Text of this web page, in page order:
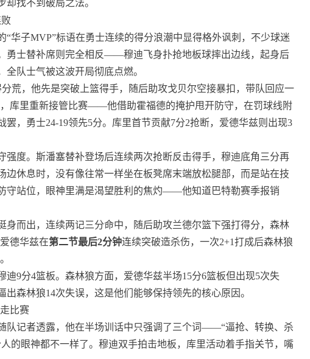
找不到破局之法。
华子MVP”标语在勇士连续的得分浪潮中显得格外讽刺，不少球迷
勇士替补席则完全相反——穆迪飞身扑抢地板球摔出边线，起身后
队士气被这波开局彻底点燃。
荒，他先是突破上篮得手，随后助攻戈贝尔空接暴扣，带队回应一
库里重新接管比赛——他借助霍福德的掩护甩开防守，在罚球线附
，勇士24-19领先5分。库里首节贡献7分2抢断，爱德华兹则出现3
强度。斯潘塞替补登场后连续两次抢断反击得手，穆迪底角三分再
边休息时，没有像往常一样坐在板凳席末端放松腿部，而是站在技
守站位，眼神里满是渴望胜利的焦灼——他知道巴特勒赛季报销
身而出，连续两记三分命中，随后助攻兰德尔篮下强打得分，森林
德华兹在第二节最后2分钟连续突破造杀伤，一次2+1打成后森林狼
迪9分4篮板。森林狼方面，爱德华兹半场15分6篮板但出现5次失
森林狼14次失误，这是他们能够保持领先的核心原因。
比赛
队记者透露，他在半场训话中只强调了三个词——“逼抢、转换、杀
的眼神都不一样了。穆迪双手拍击地板，库里活动着手指关节，嘴